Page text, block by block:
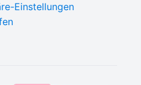
Einstellungen